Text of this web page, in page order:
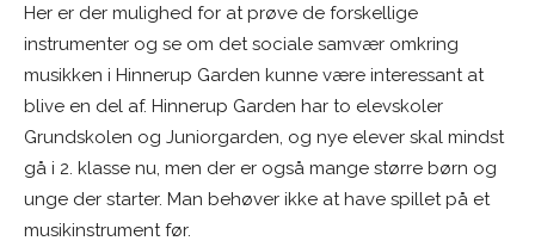
Her er der mulighed for at prøve de forskellige
instrumenter og se om det sociale samvær omkring
musikken i Hinnerup Garden kunne være interessant at
blive en del af. Hinnerup Garden har to elevskoler
Grundskolen og Juniorgarden, og nye elever skal mindst
gå i 2. klasse nu, men der er også mange større børn og
unge der starter. Man behøver ikke at have spillet på et
musikinstrument før.